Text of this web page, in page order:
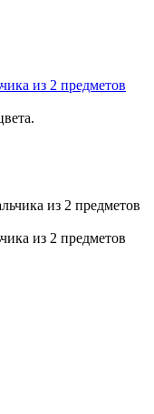
из 2 предметов
из 2 предметов